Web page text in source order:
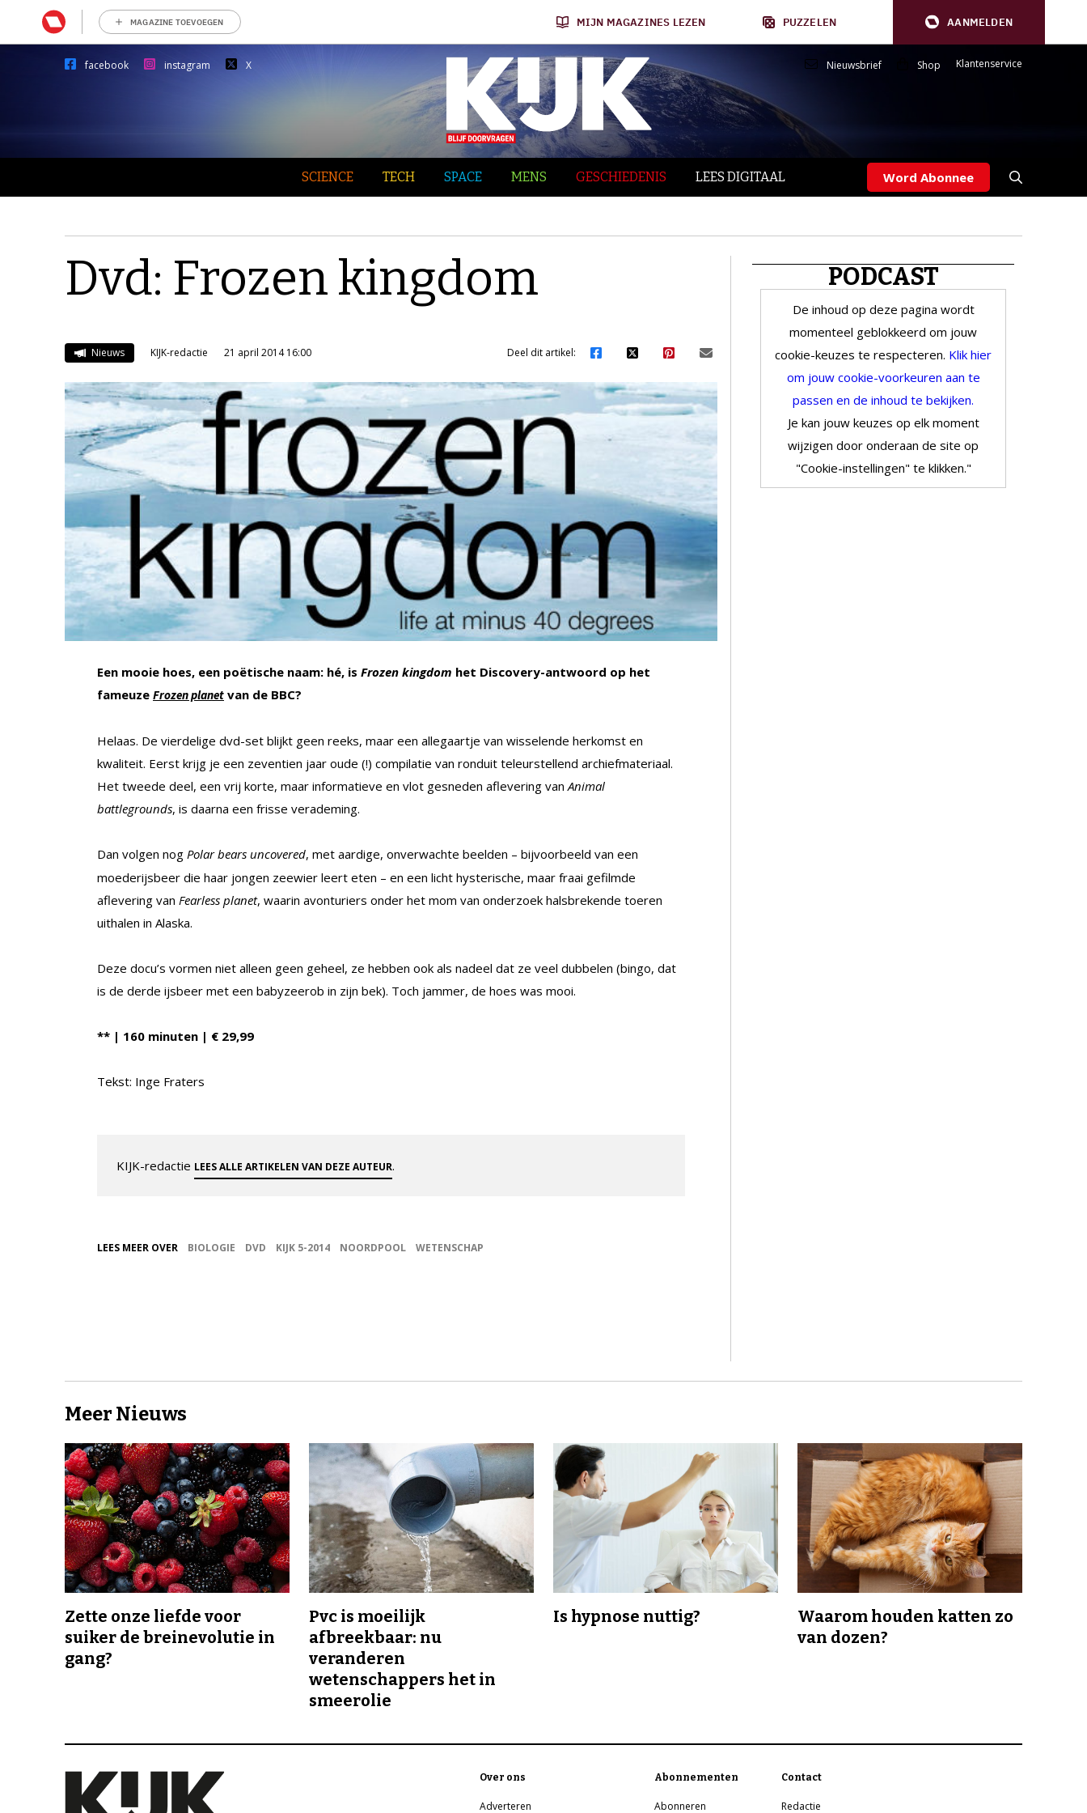
MAGAZINE TOEVOEGEN MIJN MAGAZINES LEZEN PUZZELEN AANMELDEN
facebook instagram X Nieuwsbrief Shop Klantenservice
SCIENCE TECH SPACE MENS GESCHIEDENIS LEES DIGITAAL Word Abonnee
Dvd: Frozen kingdom
Nieuws KIJK-redactie 21 april 2014 16:00 Deel dit artikel:
Een mooie hoes, een poëtische naam: hé, is Frozen kingdom het Discovery-antwoord op het
fameuze Frozen planet van de BBC?
Helaas. De vierdelige dvd-set blijkt geen reeks, maar een allegaartje van wisselende herkomst en
kwaliteit. Eerst krijg je een zeventien jaar oude (!) compilatie van ronduit teleurstellend archiefmateriaal.
Het tweede deel, een vrij korte, maar informatieve en vlot gesneden aflevering vanAnimal
battlegrounds, is daarna een frisse verademing.
Dan volgen nog Polar bears uncovered, met aardige, onverwachte beelden – bijvoorbeeld van een
moederijsbeer die haar jongen zeewier leert eten – en een licht hysterische, maar fraai gefilmde
aflevering van Fearless planet, waarin avonturiers onder het mom van onderzoek halsbrekende toeren
uithalen in Alaska.
Deze docu’s vormen niet alleen geen geheel, ze hebben ook als nadeel dat ze veel dubbelen (bingo, dat
is de derde ijsbeer met een baby­zeerob in zijn bek). Toch jammer, de hoes was mooi.
** | 160 minuten | € 29,99
Tekst: Inge Fraters
KIJK-redactie LEES ALLE ARTIKELEN VAN DEZE AUTEUR.
LEES MEER OVER BIOLOGIE DVD KIJK 5-2014 NOORDPOOL WETENSCHAP
PODCAST
De inhoud op deze pagina wordt
momenteel geblokkeerd om jouw
cookie-keuzes te respecteren. Klik hier
om jouw cookie-voorkeuren aan te
passen en de inhoud te bekijken.
Je kan jouw keuzes op elk moment
wijzigen door onderaan de site op
"Cookie-instellingen" te klikken."
Meer Nieuws
Zette onze liefde voor
suiker de breinevolutie in
gang?
Pvc is moeilijk
afbreekbaar: nu
veranderen
wetenschappers het in
smeerolie
Is hypnose nuttig?
Waarom houden katten zo
van dozen?
Over ons
Adverteren
Abonnementen
Abonneren
Contact
Redactie